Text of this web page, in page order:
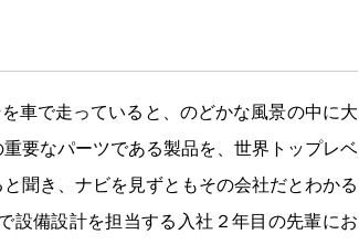
車で走っていると、のどかな風景の中に大
要なパーツである製品を、世界トップレベ
聞き、ナビを見ずともその会社だとわかる
設備設計を担当する入社２年目の先輩にお